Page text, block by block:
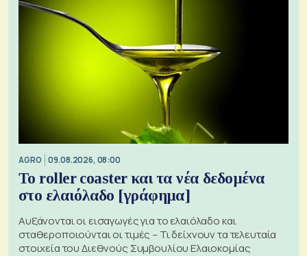
AGRO 09.08.2026, 08:00
Το roller coaster και τα νέα δεδομένα
στο ελαιόλαδο [γράφημα]
Αυξάνονται οι εισαγωγές για το ελαιόλαδο και
σταθεροποιούνται οι τιμές – Τι δείχνουν τα τελευταία
στοιχεία του Διεθνούς Συμβουλίου Ελαιοκομίας